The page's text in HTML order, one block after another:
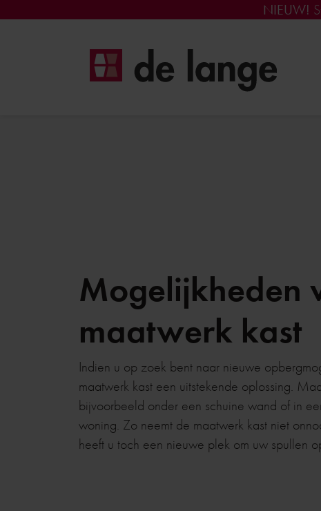
NIEUW!
Mogelijkheden
maatwerk kast
Indien u op zoek bent naar nieuwe
maatwerk kast een uitstekende oplossing.
bijvoorbeeld onder een schuine wand of in
woning. Zo neemt de maatwerk kast niet
heeft u toch een nieuwe plek om uw spullen